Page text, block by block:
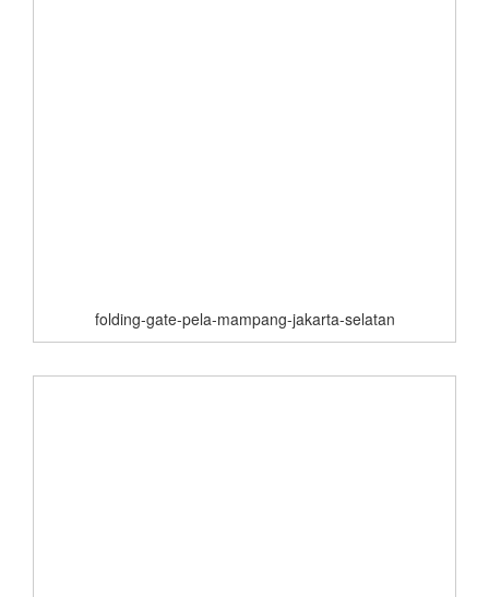
folding-gate-pela-mampang-jakarta-selatan